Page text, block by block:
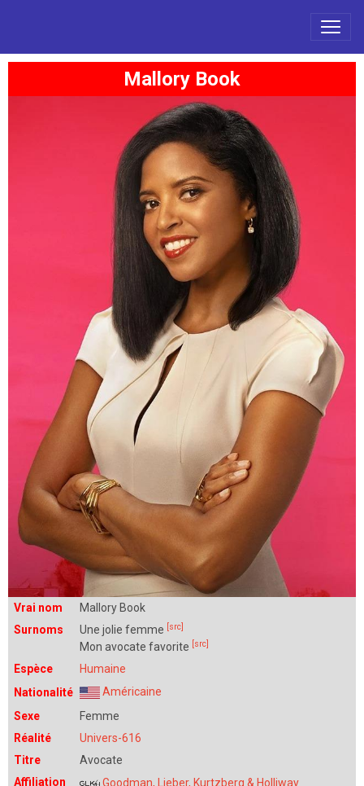
Mallory Book
Vrai nom
Mallory Book
Surnoms
Une jolie femme [src]
Mon avocate favorite [src]
Espèce
Humaine
Nationalité
Américaine
Sexe
Femme
Réalité
Univers-616
Titre
Avocate
Affiliation
Goodman, Lieber, Kurtzberg & Holliway